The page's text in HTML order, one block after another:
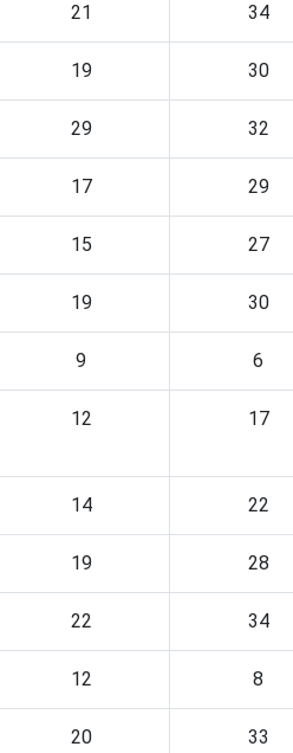
21 34
19 30
29 32
17 29
15 27
19 30
9 6
12 17
14 22
19 28
22 34
12 8
20 33